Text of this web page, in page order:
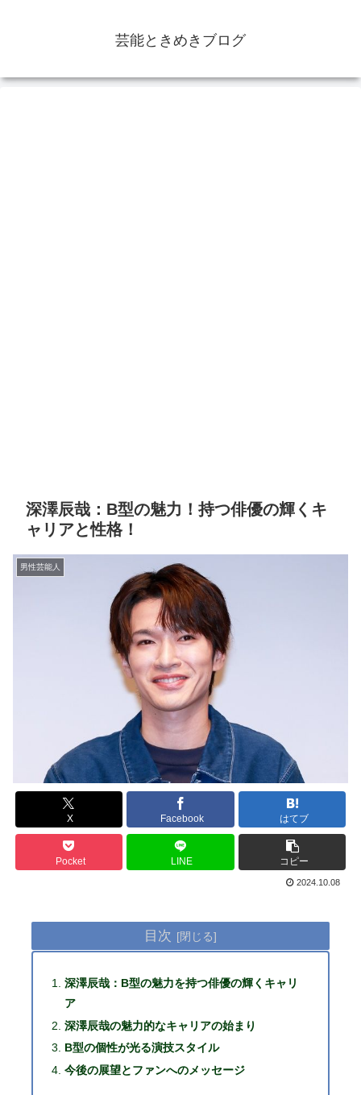
芸能ときめきブログ
深澤辰哉：B型の魅力！持つ俳優の輝くキ
ャリアと性格！
男性芸能人
X Facebook はてブ
Pocket LINE コピー
2024.10.08
目次
深澤辰哉：B型の魅力を持つ俳優の輝くキャリ
ア
深澤辰哉の魅力的なキャリアの始まり
B型の個性が光る演技スタイル
今後の展望とファンへのメッセージ